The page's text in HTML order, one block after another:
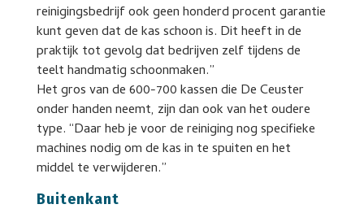
reinigingsbedrijf ook geen honderd procent garantie
kunt geven dat de kas schoon is. Dit heeft in de
praktijk tot gevolg dat bedrijven zelf tijdens de
teelt handmatig schoonmaken.”
Het gros van de 600-700 kassen die De Ceuster
onder handen neemt, zijn dan ook van het oudere
type. “Daar heb je voor de reiniging nog specifieke
machines nodig om de kas in te spuiten en het
middel te verwijderen.”
Buitenkant